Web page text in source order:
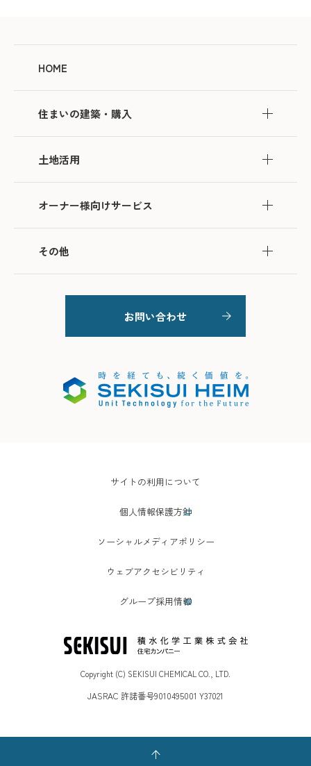
HOME
住まいの建築・購入
土地活用
オーナー様向けサービス
その他
お問い合わせ
サイトの利用について
個人情報保護方針
ソーシャルメディアポリシー
ウェブアクセシビリティ
グループ採用情報
Copyright (C) SEKISUI CHEMICAL CO., LTD.
JASRAC 許諾番号9010495001 Y37021
ページの先頭へ戻る